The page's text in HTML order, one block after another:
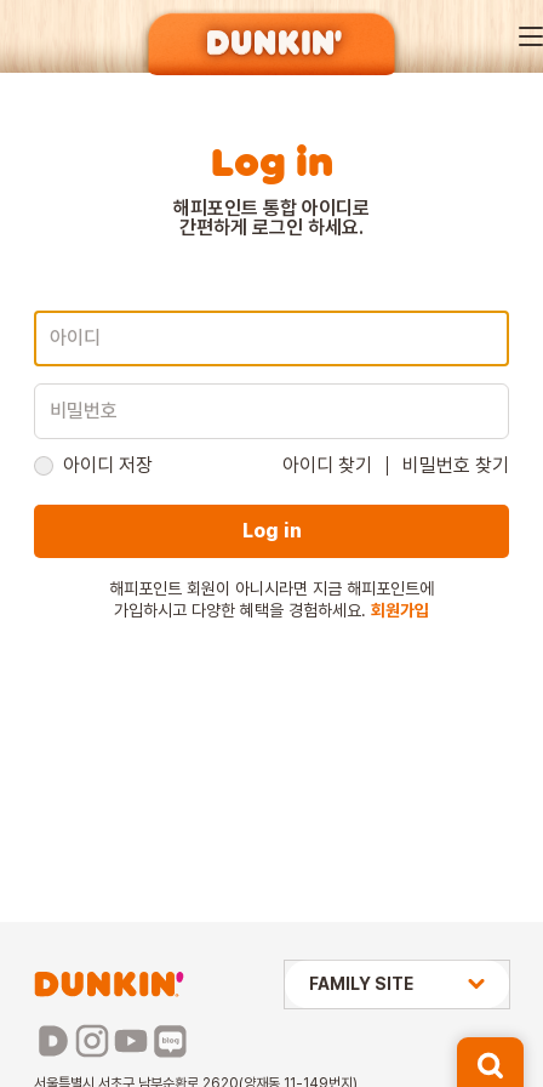
DUNKIN’ OF SEASON
MENU
EVENT
STORE
Log in
해피포인트 통합 아이디로
간편하게 로그인 하세요.
아이디 저장 아이디 찾기 비밀번호 찾기
Log in
해피포인트 회원이 아니시라면 지금 해피포인트에
가입하시고 다양한 혜택을 경험하세요. 회원가입
서울특별시 서초구 남부순환로 2620(양재동 11-149번지)
상미당 HOLDINGS
파리바게뜨
FAMILY SITE